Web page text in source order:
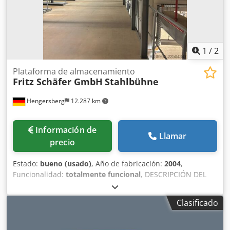
encarecidamente una visita para inspeccionarlo.
Disponibilidad: a partir de aproximadamente el cuarto
trimestre de 2026 Ubicación: Hamburgo Codpfx Ajzqz E
1 /2
Hengersberg 12.287 km
Plataforma de almacenamiento
Fritz Schäfer GmbH Stahlbühne
Información de
precio
Llamar
Estado: bueno (usado), Año de fabricación: 2004,
Funcionalidad: totalmente funcional, DESCRIPCIÓN DEL
OBJETO: Ubicación: K.Park Passau – Almacén,
Medienstraße 12. 94036 Passau Fabricante: Fritz Schäfer
GmbH, Fritz-Schäfer-Straße 20, 57290 Neunkirchen-Clasificado